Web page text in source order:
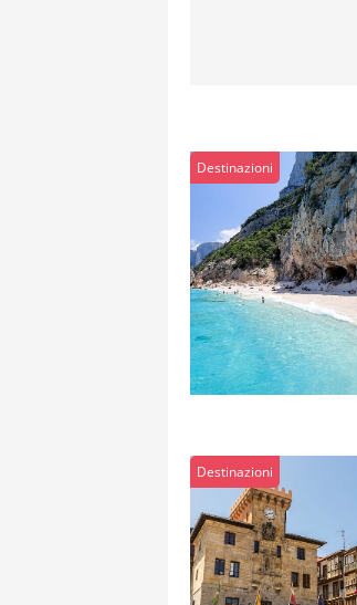
Destinazioni
Destinazioni